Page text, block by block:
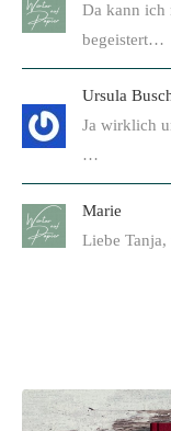
Da kann ich
begeistert…
Ursula
Ja wirklich
…
Marie
Liebe